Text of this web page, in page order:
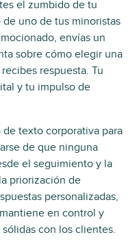
el zumbido de tu
uno de tus minoristas
envías un
sobre cómo elegir una
respuesta. Tu
y tu impulso de
texto corporativa para
de que ninguna
el seguimiento y la
priorización de
personalizadas,
en control y
con los clientes.